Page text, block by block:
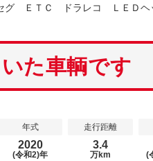
ＥＴＣ ドラレコ ＬＥＤヘ
た車輌です
年式
2020
(令和2)年
走行距離
3.4
万km (